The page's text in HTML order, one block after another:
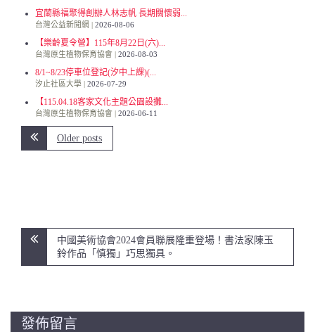
宜蘭縣福聚得創辦人林志帆 長期關懷弱...
台灣公益新聞網 2026-08-06
【樂齡夏令營】115年8月22日(六)...
台灣原生植物保育協會 2026-08-03
8/1~8/23停車位登記(汐中上課)(...
汐止社區大學 2026-07-29
【115.04.18客家文化主題公園設攤...
台灣原生植物保育協會 2026-06-11
Older posts
文
中國美術協會2024會員聯展隆重登場！書法家陳玉
鈴作品「慎獨」巧思獨具。
發佈留言